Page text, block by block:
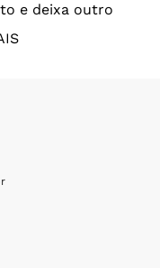
e deixa outro